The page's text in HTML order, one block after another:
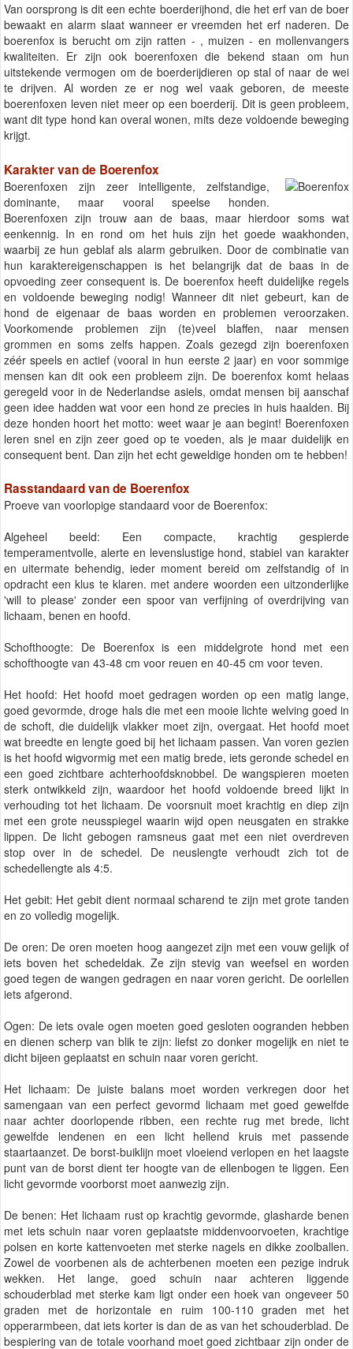
Van oorsprong is dit een echte boerderijhond, die het erf van de boer
bewaakt en alarm slaat wanneer er vreemden het erf naderen. De
boerenfox is berucht om zijn ratten - , muizen - en mollenvangers
kwaliteiten. Er zijn ook boerenfoxen die bekend staan om hun
uitstekende vermogen om de boerderijdieren op stal of naar de wei
te drijven. Al worden ze er nog wel vaak geboren, de meeste
boerenfoxen leven niet meer op een boerderij. Dit is geen probleem,
want dit type hond kan overal wonen, mits deze voldoende beweging
krijgt.
Karakter van de Boerenfox
Boerenfoxen zijn zeer intelligente, zelfstandige,
dominante, maar vooral speelse honden.
Boerenfoxen zijn trouw aan de baas, maar hierdoor soms wat
eenkennig. In en rond om het huis zijn het goede waakhonden,
waarbij ze hun geblaf als alarm gebruiken. Door de combinatie van
hun karaktereigenschappen is het belangrijk dat de baas in de
opvoeding zeer consequent is. De boerenfox heeft duidelijke regels
en voldoende beweging nodig! Wanneer dit niet gebeurt, kan de
hond de eigenaar de baas worden en problemen veroorzaken.
Voorkomende problemen zijn (te)veel blaffen, naar mensen
grommen en soms zelfs happen. Zoals gezegd zijn boerenfoxen
zéér speels en actief (vooral in hun eerste 2 jaar) en voor sommige
mensen kan dit ook een probleem zijn. De boerenfox komt helaas
geregeld voor in de Nederlandse asiels, omdat mensen bij aanschaf
geen idee hadden wat voor een hond ze precies in huis haalden. Bij
deze honden hoort het motto: weet waar je aan begint! Boerenfoxen
leren snel en zijn zeer goed op te voeden, als je maar duidelijk en
consequent bent. Dan zijn het echt geweldige honden om te hebben!
Rasstandaard van de Boerenfox
Proeve van voorlopige standaard voor de Boerenfox:
Algeheel beeld: Een compacte, krachtig gespierde
temperamentvolle, alerte en levenslustige hond, stabiel van karakter
en uitermate behendig, ieder moment bereid om zelfstandig of in
opdracht een klus te klaren. met andere woorden een uitzonderlijke
'will to please' zonder een spoor van verfijning of overdrijving van
lichaam, benen en hoofd.
Schofthoogte: De Boerenfox is een middelgrote hond met een
schofthoogte van 43-48 cm voor reuen en 40-45 cm voor teven.
Het hoofd: Het hoofd moet gedragen worden op een matig lange,
goed gevormde, droge hals die met een mooie lichte welving goed in
de schoft, die duidelijk vlakker moet zijn, overgaat. Het hoofd moet
wat breedte en lengte goed bij het lichaam passen. Van voren gezien
is het hoofd wigvormig met een matig brede, iets geronde schedel en
een goed zichtbare achterhoofdsknobbel. De wangspieren moeten
sterk ontwikkeld zijn, waardoor het hoofd voldoende breed lijkt in
verhouding tot het lichaam. De voorsnuit moet krachtig en diep zijn
met een grote neusspiegel waarin wijd open neusgaten en strakke
lippen. De licht gebogen ramsneus gaat met een niet overdreven
stop over in de schedel. De neuslengte verhoudt zich tot de
schedellengte als 4:5.
Het gebit: Het gebit dient normaal scharend te zijn met grote tanden
en zo volledig mogelijk.
De oren: De oren moeten hoog aangezet zijn met een vouw gelijk of
iets boven het schedeldak. Ze zijn stevig van weefsel en worden
goed tegen de wangen gedragen en naar voren gericht. De oorlellen
iets afgerond.
Ogen: De iets ovale ogen moeten goed gesloten oogranden hebben
en dienen scherp van blik te zijn: liefst zo donker mogelijk en niet te
dicht bijeen geplaatst en schuin naar voren gericht.
Het lichaam: De juiste balans moet worden verkregen door het
samengaan van een perfect gevormd lichaam met goed gewelfde
naar achter doorlopende ribben, een rechte rug met brede, licht
gewelfde lendenen en een licht hellend kruis met passende
staartaanzet. De borst-buiklijn moet vloeiend verlopen en het laagste
punt van de borst dient ter hoogte van de ellenbogen te liggen. Een
licht gevormde voorborst moet aanwezig zijn.
De benen: Het lichaam rust op krachtig gevormde, glasharde benen
met iets schuin naar voren geplaatste middenvoorvoeten, krachtige
polsen en korte kattenvoeten met sterke nagels en dikke zoolballen.
Zowel de voorbenen als de achterbenen moeten een pezige indruk
wekken. Het lange, goed schuin naar achteren liggende
schouderblad met sterke kam ligt onder een hoek van ongeveer 50
graden met de horizontale en ruim 100-110 graden met het
opperarmbeen, dat iets korter is dan de as van het schouderblad. De
bespiering van de totale voorhand moet goed zichtbaar zijn onder de